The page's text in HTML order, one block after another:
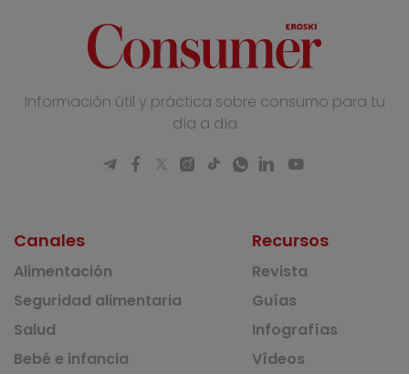
Información útil y práctica sobre consumo para tu
día a día
Canales
Alimentación
Seguridad alimentaria
Salud
Bebé e infancia
Recursos
Revista
Guías
Infografías
Vídeos